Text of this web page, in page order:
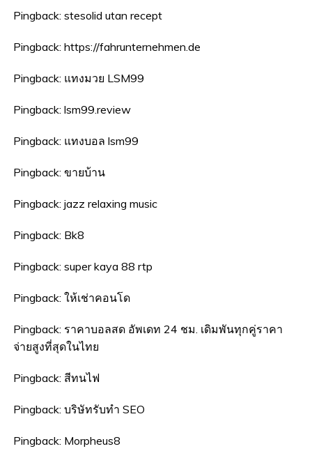
Pingback:stesolid utan recept
Pingback:https://fahrunternehmen.de
Pingback: แทงมวย LSM99
Pingback:lsm99.review
Pingback: แทงบอล lsm99
Pingback:ขายบ้าน
Pingback:jazz relaxing music
Pingback: Bk8
Pingback:super kaya 88 rtp
Pingback:ให้เช่าคอนโด
Pingback: ราคาบอลสด อัพเดท 24 ชม. เดิมพันทุกคู่ราคา
จ่ายสูงที่สุดในไทย
Pingback: สีทนไฟ
Pingback:บริษัทรับทำ SEO
Pingback: Morpheus8